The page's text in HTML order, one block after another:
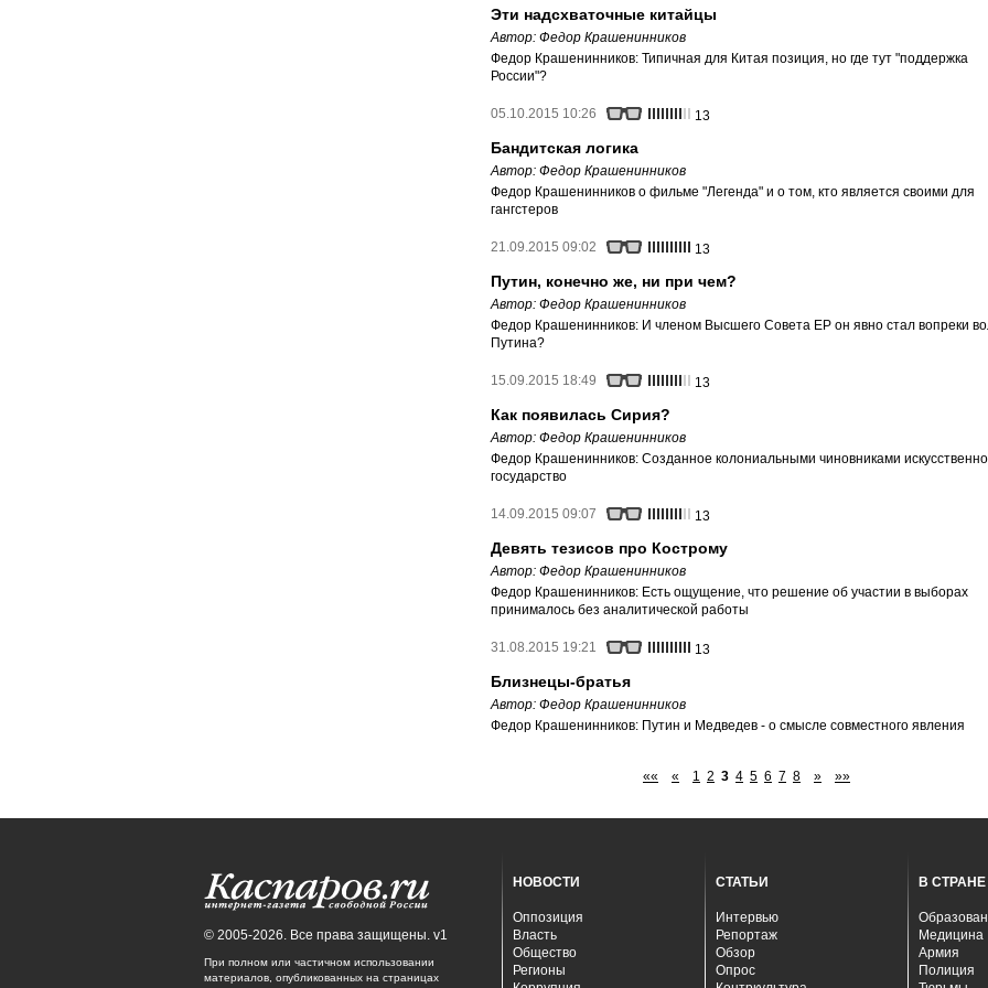
Эти надсхваточные китайцы
Автор: Федор Крашенинников
Федор Крашенинников: Типичная для Китая позиция, но где тут "поддержка
России"?
05.10.2015 10:26 13
Бандитская логика
Автор: Федор Крашенинников
Федор Крашенинников о фильме "Легенда" и о том, кто является своими для
гангстеров
21.09.2015 09:02 13
Путин, конечно же, ни при чем?
Автор: Федор Крашенинников
Федор Крашенинников: И членом Высшего Совета ЕР он явно стал вопреки
Путина?
15.09.2015 18:49 13
Как появилась Сирия?
Автор: Федор Крашенинников
Федор Крашенинников: Созданное колониальными чиновниками
государство
14.09.2015 09:07 13
Девять тезисов про Кострому
Автор: Федор Крашенинников
Федор Крашенинников: Есть ощущение, что решение об участии в выборах
принималось без аналитической работы
31.08.2015 19:21 13
Близнецы-братья
Автор: Федор Крашенинников
Федор Крашенинников: Путин и Медведев - о смысле совместного явления
«« « 1 2 3 4 5 6 7 8 » »»
© 2005-2026. Все права защищены. v1
При полном или частичном использовании
материалов, опубликованных на страницах
НОВОСТИ
Оппозиция
Власть
Общество
Регионы
СТАТЬИ
Интервью
Репортаж
Обзор
Опрос
В СТРАНЕ
Медицина
Армия
Полиция